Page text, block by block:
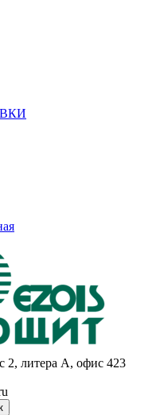
2, литера А, офис 423